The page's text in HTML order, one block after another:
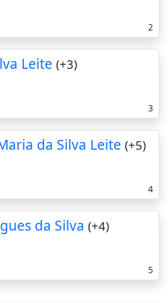
2
Leite (+3)
3
da Silva Leite (+5)
4
da Silva (+4)
5